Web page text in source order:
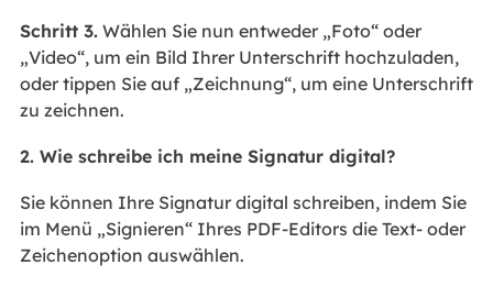
Schritt 3.Wählen Sie nun entweder „Foto“ oder
„Video“, um ein Bild Ihrer Unterschrift hochzuladen,
oder tippen Sie auf „Zeichnung“, um eine Unterschrift
zu zeichnen.
2. Wie schreibe ich meine Signatur digital?
Sie können Ihre Signatur digital schreiben, indem Sie
im Menü „Signieren“ Ihres PDF-Editors die Text- oder
Zeichenoption auswählen.